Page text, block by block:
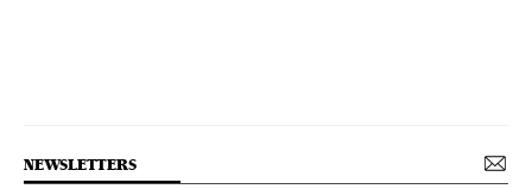
NEWSLETTERS